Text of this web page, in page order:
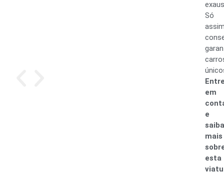
Só
em
e
saiba
mais
esta